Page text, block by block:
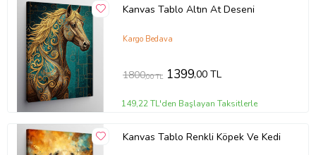
Kanvas Tablo Altın At Deseni
Kargo Bedava
1800,00 TL 1399,00 TL
149,22 TL'den Başlayan Taksitlerle
Kanvas Tablo Renkli Köpek Ve Kedi